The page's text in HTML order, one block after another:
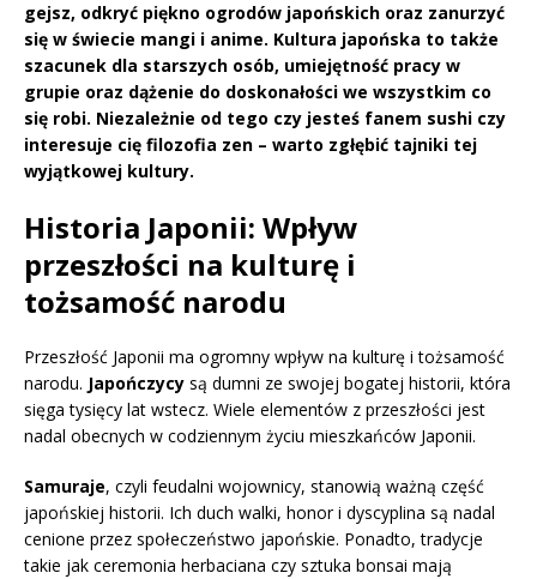
gejsz, odkryć piękno ogrodów japońskich oraz zanurzyć
się w świecie mangi i anime. Kultura japońska to także
szacunek dla starszych osób, umiejętność pracy w
grupie oraz dążenie do doskonałości we wszystkim co
się robi. Niezależnie od tego czy jesteś fanem sushi czy
interesuje cię filozofia zen – warto zgłębić tajniki tej
wyjątkowej kultury.
Historia Japonii: Wpływ
przeszłości na kulturę i
tożsamość narodu
Przeszłość Japonii ma ogromny wpływ na kulturę i tożsamość
narodu. Japończycy są dumni ze swojej bogatej historii, która
sięga tysięcy lat wstecz. Wiele elementów z przeszłości jest
nadal obecnych w codziennym życiu mieszkańców Japonii.
Samuraje, czyli feudalni wojownicy, stanowią ważną część
japońskiej historii. Ich duch walki, honor i dyscyplina są nadal
cenione przez społeczeństwo japońskie. Ponadto, tradycje
takie jak ceremonia herbaciana czy sztuka bonsai mają